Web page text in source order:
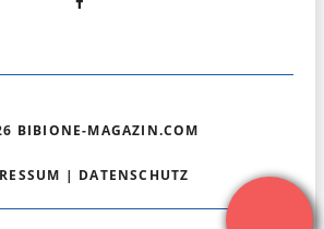
BIBIONE-MAGAZIN.COM
| DATENSCHUTZ